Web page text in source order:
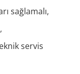
sağlamalı,
servis